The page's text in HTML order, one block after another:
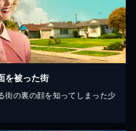
被った街
街の裏の顔を知ってしまった少